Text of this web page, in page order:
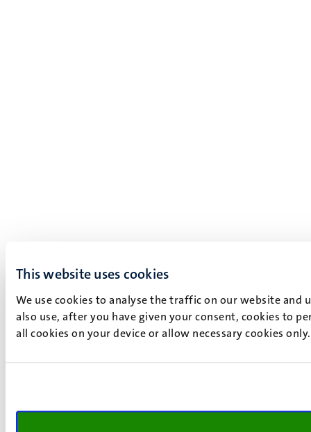
This website uses cookies
We use cookies to analyse the traffic on our website and
also use, after you have given your consent, cookies to
all cookies on your device or allow necessary cookies